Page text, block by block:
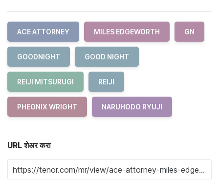
ACE ATTORNEY MILES EDGEWORTH GN
GOODNIGHT GOOD NIGHT
REIJI MITSURUGI REIJI
PHEONIX WRIGHT NARUHODO RYUJI
URL शेअर करा